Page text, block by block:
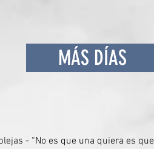
MÁS DÍAS
- “No es que una quiera es que